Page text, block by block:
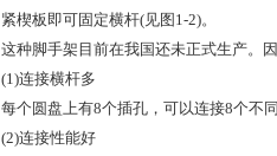
紧楔板即可固定横杆(见图1-2)。
这种脚手架目前在我国还未正式生产。
(1)连接横杆多
每个圆盘上有8个插孔，可以连接8个不
(2)连接性能好